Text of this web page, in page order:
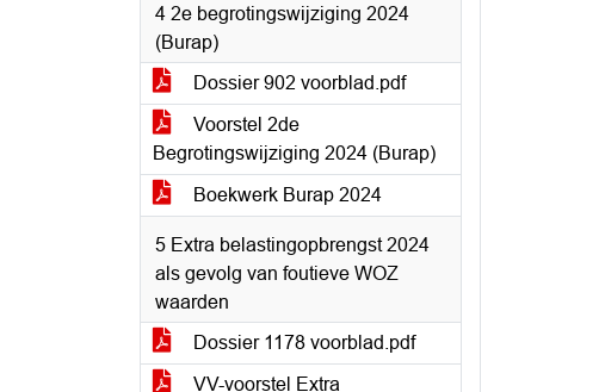
4 2e begrotingswijziging 2024
(Burap)
Dossier 902 voorblad.pdf
Voorstel 2de
Begrotingswijziging 2024 (Burap)
Boekwerk Burap 2024
5 Extra belastingopbrengst 2024
als gevolg van foutieve WOZ
waarden
Dossier 1178 voorblad.pdf
VV-voorstel Extra